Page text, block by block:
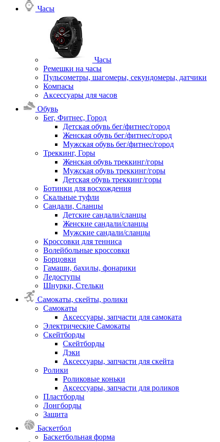
Часы
Часы
Ремешки на часы
Пульсометры, шагомеры, секундомеры, датчики
Компасы
Аксессуары для часов
Обувь
Бег, Фитнес, Город
Детская обувь бег/фитнес/город
Женская обувь бег/фитнес/город
Мужская обувь бег/фитнес/город
Треккинг, Горы
Женская обувь треккинг/горы
Мужская обувь треккинг/горы
Детская обувь треккинг/горы
Ботинки для восхождения
Скальные туфли
Сандали, Сланцы
Детские сандали/сланцы
Женские сандали/сланцы
Мужские сандали/сланцы
Кроссовки для тенниса
Волейбольные кроссовки
Борцовки
Гамаши, бахилы, фонарики
Ледоступы
Шнурки, Стельки
Самокаты, скейты, ролики
Самокаты
Аксессуары, запчасти для самоката
Электрические Самокаты
Скейтборды
Скейтборды
Дэки
Аксессуары, запчасти для скейта
Ролики
Роликовые коньки
Аксессуары, запчасти для роликов
Пластборды
Лонгборды
Защита
Баскетбол
Баскетбольная форма